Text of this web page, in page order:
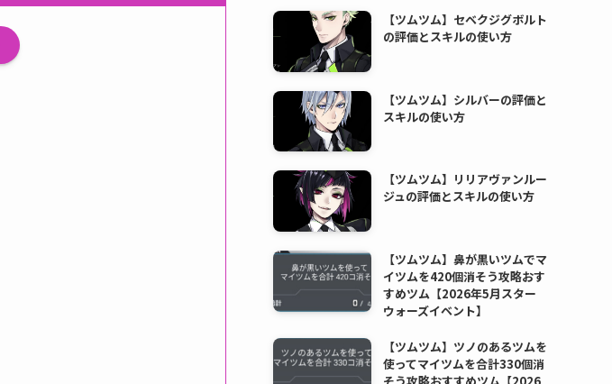
【ツムツム】セベクジグボルト
の評価とスキルの使い方
【ツムツム】シルバーの評価と
スキルの使い方
【ツムツム】リリアヴァンルー
ジュの評価とスキルの使い方
【ツムツム】鼻が黒いツムでマ
イツムを420個消そう攻略おす
すめツム【2026年5月スター
ウォーズイベント】
【ツムツム】ツノのあるツムを
使ってマイツムを合計330個消